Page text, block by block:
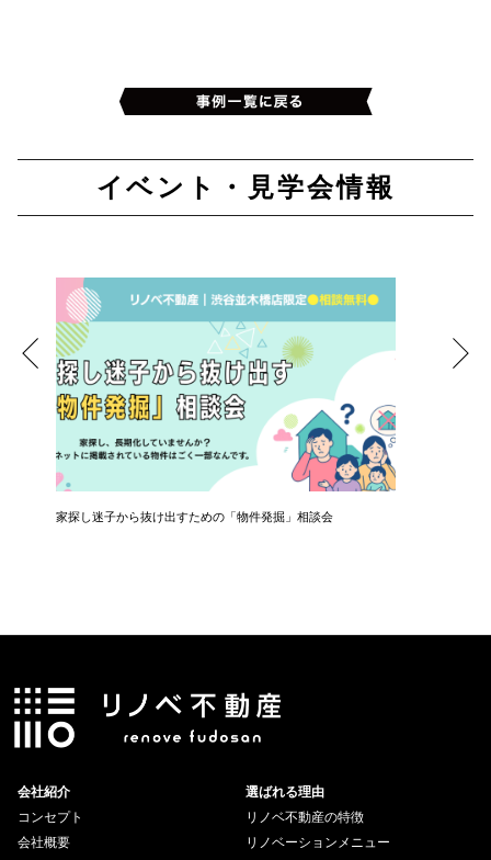
イベント・見学会情報
家探し迷子から抜け出すための「物件発掘」相談会
会社紹介
コンセプト
会社概要
選ばれる理由
リノベ不動産の特徴
リノベーションメニュー